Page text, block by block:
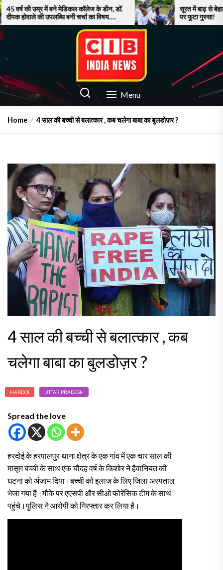
Skip
to
the
content
में बने मेडिकल कॉलेज के डीन, डॉ.
उपलब्धि बनी चर्चा का विषय….
सूरत में बाढ़ से बेहाल जनता, नाव
पर फूटा गुस्सा!
CIB INDIA NEWS
Latest News in Azamgarh Menu
Home 4 साल की बच्ची से बलात्कार , कब चलेगा बाबा का बुलडोज़र ?
4 साल की बच्ची से बलात्कार , कब
चलेगा बाबा का बुलडोज़र ?
HARDOI UTTAR PRADESH
Spread the love
हरदोई के हरपालपुर थाना क्षेत्र के एक गांव में एक चार साल की
मासूम बच्ची के साथ एक चौदह वर्ष के किशोर ने हैवानियत की
घटना को अंजाम दिया।बच्ची को इलाज के लिए जिला अस्पताल
भेजा गया है।मौके पर एएसपी और सीओ फोरेंसिक टीम के साथ
पहुंचे।पुलिस ने आरोपी को गिरफ्तार कर लिया है।